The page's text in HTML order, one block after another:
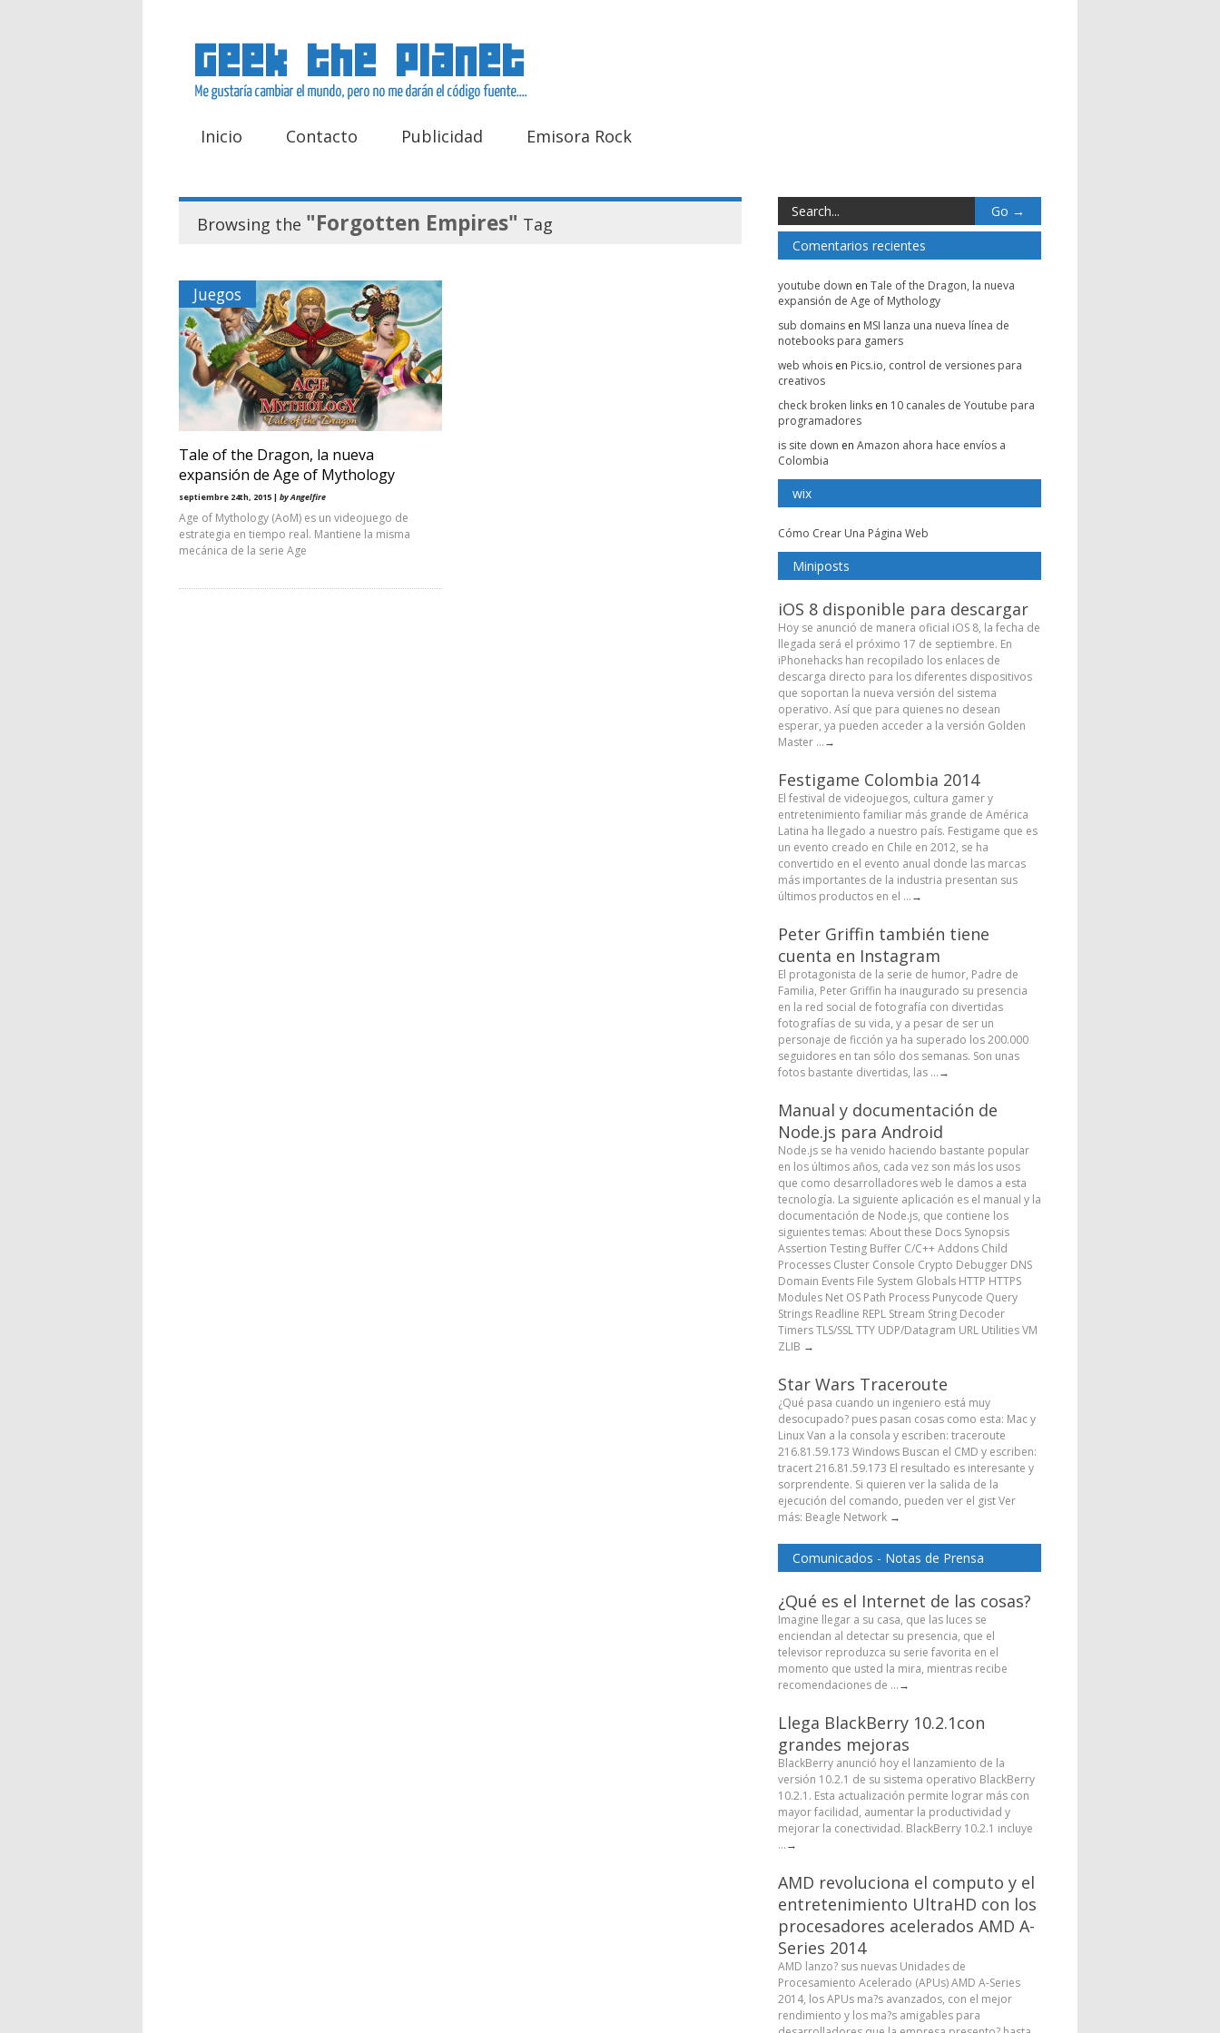
Inicio Contacto Publicidad Emisora Rock
Browsing the "Forgotten Empires" Tag
Juegos
Tale of the Dragon, la nueva
expansión de Age of Mythology
septiembre 24th, 2015 | by Angelfire
Age of Mythology (AoM) es un videojuego de
estrategia en tiempo real. Mantiene la misma
mecánica de la serie Age
Comentarios recientes
youtube down en Tale of the Dragon, la nueva
expansión de Age of Mythology
sub domains en MSI lanza una nueva línea de
notebooks para gamers
web whois en Pics.io, control de versiones para
creativos
check broken links en 10 canales de Youtube para
programadores
is site down en Amazon ahora hace envíos a
Colombia
wix
Cómo Crear Una Página Web
Miniposts
iOS 8 disponible para descargar
Hoy se anunció de manera oficial iOS 8, la fecha de
llegada será el próximo 17 de septiembre. En
iPhonehacks han recopilado los enlaces de
descarga directo para los diferentes dispositivos
que soportan la nueva versión del sistema
operativo. Así que para quienes no desean
esperar, ya pueden acceder a la versión Golden
Master ...→
Festigame Colombia 2014
El festival de videojuegos, cultura gamer y
entretenimiento familiar más grande de América
Latina ha llegado a nuestro país. Festigame que es
un evento creado en Chile en 2012, se ha
convertido en el evento anual donde las marcas
más importantes de la industria presentan sus
últimos productos en el ...→
Peter Griffin también tiene
cuenta en Instagram
El protagonista de la serie de humor, Padre de
Familia, Peter Griffin ha inaugurado su presencia
en la red social de fotografía con divertidas
fotografías de su vida, y a pesar de ser un
personaje de ficción ya ha superado los 200.000
seguidores en tan sólo dos semanas. Son unas
fotos bastante divertidas, las ...→
Manual y documentación de
Node.js para Android
Node.js se ha venido haciendo bastante popular
en los últimos años, cada vez son más los usos
que como desarrolladores web le damos a esta
tecnología. La siguiente aplicación es el manual y la
documentación de Node.js, que contiene los
siguientes temas: About these Docs Synopsis
Assertion Testing Buffer C/C++ Addons Child
Processes Cluster Console Crypto Debugger DNS
Domain Events File System Globals HTTP HTTPS
Modules Net OS Path Process Punycode Query
Strings Readline REPL Stream String Decoder
Timers TLS/SSL TTY UDP/Datagram URL Utilities VM
ZLIB →
Star Wars Traceroute
¿Qué pasa cuando un ingeniero está muy
desocupado? pues pasan cosas como esta: Mac y
Linux Van a la consola y escriben: traceroute
216.81.59.173 Windows Buscan el CMD y escriben:
tracert 216.81.59.173 El resultado es interesante y
sorprendente. Si quieren ver la salida de la
ejecución del comando, pueden ver el gist Ver
más: Beagle Network →
Comunicados - Notas de Prensa
¿Qué es el Internet de las cosas?
Imagine llegar a su casa, que las luces se
enciendan al detectar su presencia, que el
televisor reproduzca su serie favorita en el
momento que usted la mira, mientras recibe
recomendaciones de ...→
Llega BlackBerry 10.2.1con
grandes mejoras
BlackBerry anunció hoy el lanzamiento de la
versión 10.2.1 de su sistema operativo BlackBerry
10.2.1. Esta actualización permite lograr más con
mayor facilidad, aumentar la productividad y
mejorar la conectividad. BlackBerry 10.2.1 incluye
...→
AMD revoluciona el computo y el
entretenimiento UltraHD con los
procesadores acelerados AMD A-
Series 2014
AMD lanzo? sus nuevas Unidades de
Procesamiento Acelerado (APUs) AMD A-Series
2014, los APUs ma?s avanzados, con el mejor
rendimiento y los ma?s amigables para